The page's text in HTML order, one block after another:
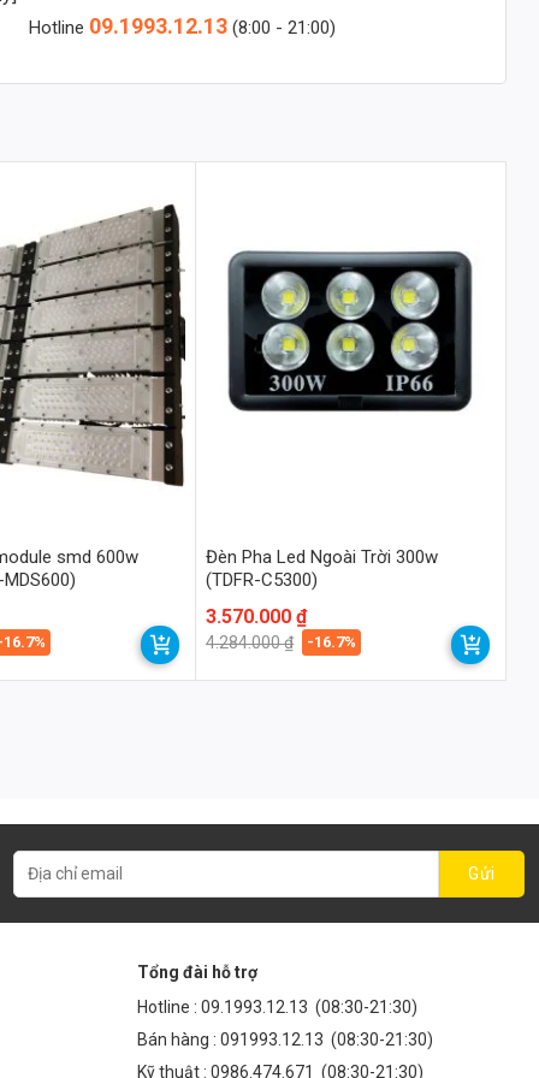
Hotline 09.1993.12.13(8:00 - 21:00)
smd 600w
Đèn Pha Led Ngoài Trời 300w
(TDFR-C5300)
4.284.000₫
Giá
gốc
là:
3.570.000₫
Giá
hiện
tại
3.570.000 ₫.
-16.7%
Tổng đài hỗ trợ
Hotline : 09.1993.12.13 (08:30-21:30)
Bán hàng : 091993.12.13 (08:30-21:30)
Kỹ thuật : 0986.474.671 (08:30-21:30)